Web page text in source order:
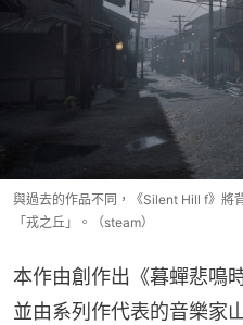
與過去的作品不同，《Silent Hill f》將
「戎之丘」。（steam）
本作由創作出《暮蟬悲鳴
並由系列作代表的音樂家